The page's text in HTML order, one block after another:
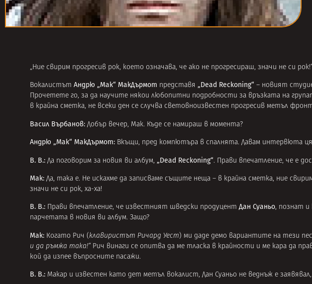
„Ние свирим прогресив рок, което означава, че ако не прогресираш, значи не си
Вокалистът Андрю „Мак“ МакДърмот представя „Dead Reckoning“ – новият
Прочетете го, за да научите някои любопитни подробности за връзката на
в крайна сметка, не всеки ден се случва световноизвестен прогресив метъл
Васил Върбанов: Добър вечер, Мак. Къде се намираш в момента?
Андрю „Мак“ МакДърмот: Вкъщи, пред компютъра в спалнята. Давам интервюта
В. В.: Да поговорим за новия ви албум, „Dead Reckoning“. Прави впечатление, че е
Мак: Да, така е. Не искахме да записваме същите неща – в крайна сметка, ние
значи не си рок, ха-ха!
В. В.: Прави впечатление, че известният шведски продуцент Дан Суаньо, познат и
парчетата в новия ви албум. Защо?
Мак: Когато Рич ( клавиристът Ричард Уест) ми даде демо вариантите на тези
и да ръмжа така!“ Рич винаги се опитва да ме тласка в крайности и ме кара да
кой да изпее въпросните пасажи.
В. В.: Макар и известен като дет метъл вокалист, Дан Суаньо не веднъж е